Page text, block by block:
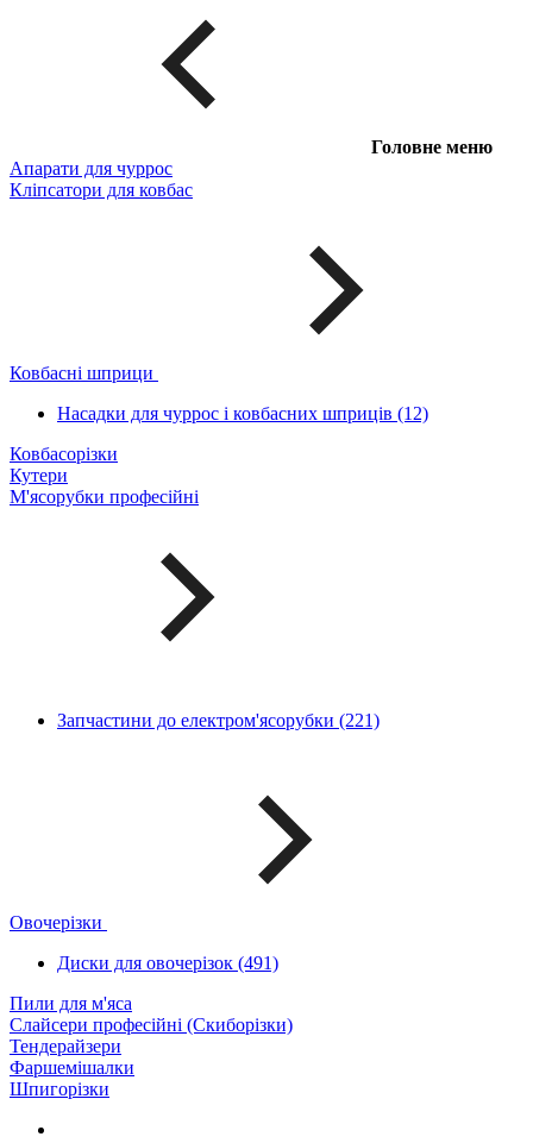
Головне меню
Апарати для чуррос
Кліпсатори для ковбас
Ковбасні шприци
Насадки для чуррос і ковбасних шприців (12)
Ковбасорізки
Кутери
М'ясорубки професійні
Запчастини до електром'ясорубки (221)
Овочерізки
Диски для овочерізок (491)
Пили для м'яса
Слайсери професійні (Скиборізки)
Тендерайзери
Фаршемішалки
Шпигорізки